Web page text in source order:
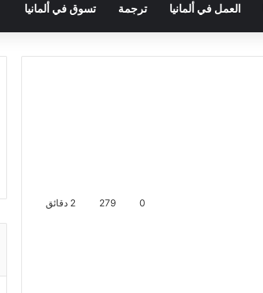
العمل في ألمانيا ترجمة تسوق في ألمانيا
0
279